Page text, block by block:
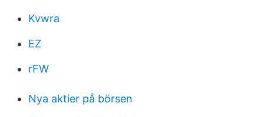
Kvwra
EZ
rFW
Nya aktier på börsen